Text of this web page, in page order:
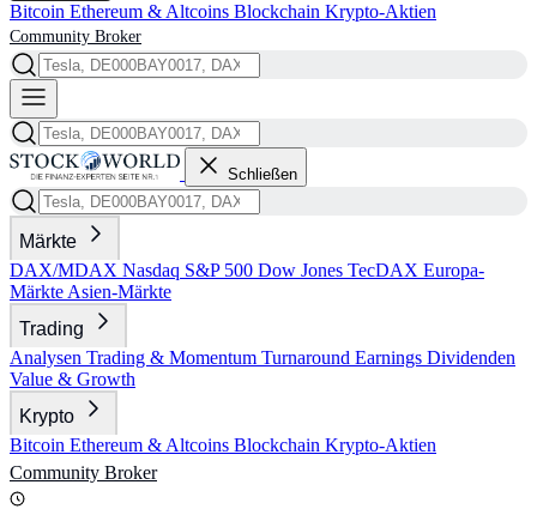
Bitcoin Ethereum & Altcoins Blockchain Krypto-Aktien
Community Broker
Schließen
Märkte
DAX/MDAX Nasdaq S&P 500 Dow Jones TecDAX Europa-
Märkte Asien-Märkte
Trading
Analysen Trading & Momentum Turnaround Earnings Dividenden
Value & Growth
Krypto
Bitcoin Ethereum & Altcoins Blockchain Krypto-Aktien
Community Broker